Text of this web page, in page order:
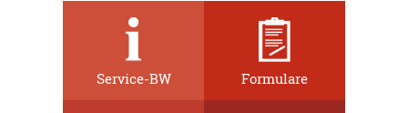
Service-BW Formulare